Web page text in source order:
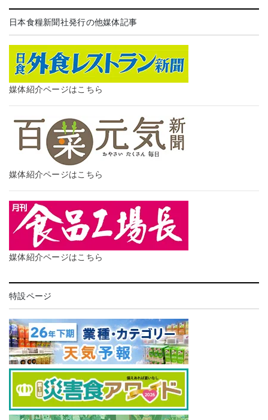
日本食糧新聞社発行の他媒体記事
媒体紹介ページはこちら
媒体紹介ページはこちら
媒体紹介ページはこちら
特設ページ